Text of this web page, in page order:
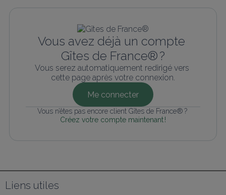
Vous avez déjà un compte
Gîtes de France® ?
Vous serez automatiquement redirigé vers
cette page après votre connexion.
Me connecter
Vous n’êtes pas encore client Gîtes de France® ?
Créez votre compte maintenant !
Liens utiles